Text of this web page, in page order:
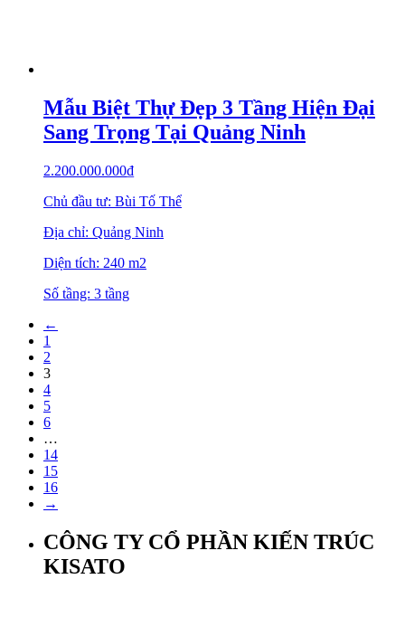
Mẫu Biệt Thự Đẹp 3 Tầng Hiện Đại
Sang Trọng Tại Quảng Ninh
2.200.000.000₫
Chủ đầu tư: Bùi Tố Thể
Địa chỉ: Quảng Ninh
Diện tích: 240 m2
Số tầng: 3 tầng
←
1
2
3
4
5
6
…
14
15
16
→
CÔNG TY CỔ PHẦN KIẾN TRÚC
KISATO